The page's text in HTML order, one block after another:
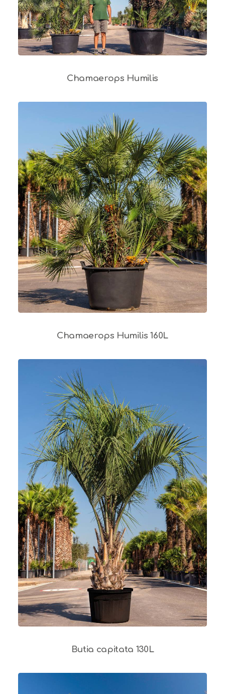
Chamaerops Humilis
Chamaerops Humilis 160L
Butia capitata 130L